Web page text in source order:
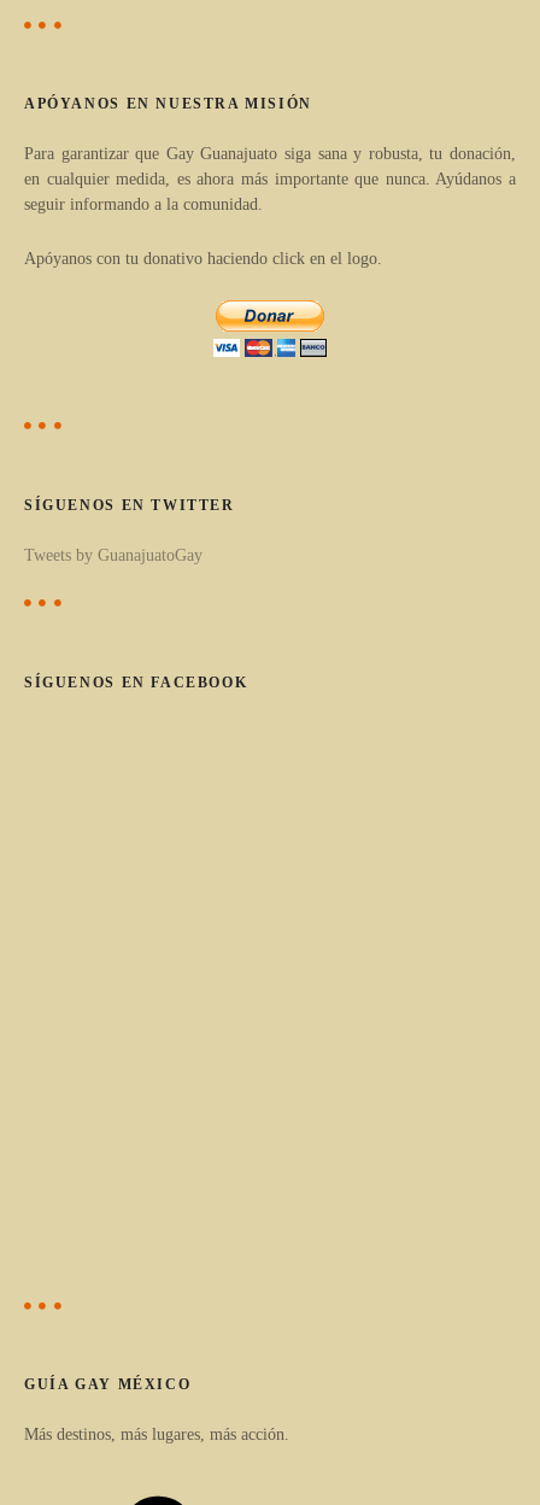
e
n
t
r
r
t
í
c
u
o
c
t
e
o
APÓYANOS EN NUESTRA MISIÓN
Para garantizar que Gay Guanajuato siga sana y robusta, tu donación,
en cualquier medida, es ahora más importante que nunca. Ayúdanos a
seguir informando a la comunidad.
Apóyanos con tu donativo haciendo click en el logo.
SÍGUENOS EN TWITTER
Tweets by GuanajuatoGay
SÍGUENOS EN FACEBOOK
GUÍA GAY MÉXICO
Más destinos, más lugares, más acción.